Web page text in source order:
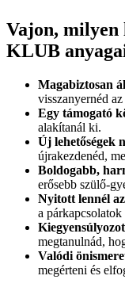
Vajon, milyen
KLUB
Magabiztosan
visszanyernéd
Egy támogató
alakítanál ki.
Új lehetőségek
újrakezdenéd,
Boldogabb,
erősebb szülő-
Nyitott lennél
a párkapcsolatok
megtanulnád,
Valódi
megérteni és